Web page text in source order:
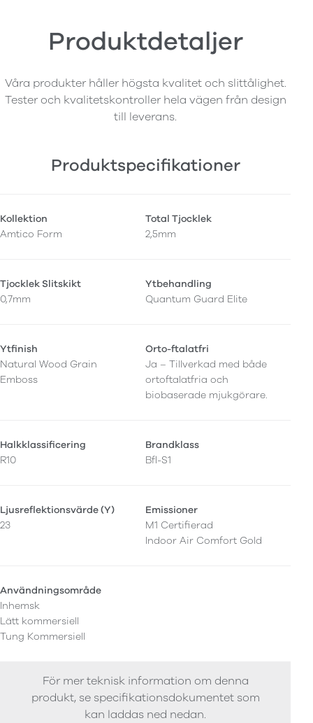
Produktdetaljer
Våra produkter håller högsta kvalitet och slittålighet.
Tester och kvalitetskontroller hela vägen från design
till leverans.
Produktspecifikationer
Kollektion
Amtico Form
Total Tjocklek
2,5mm
Tjocklek Slitskikt
0,7mm
Ytbehandling
Quantum Guard Elite
Ytfinish
Natural Wood Grain
Emboss
Orto-ftalatfri
Ja – Tillverkad med både
ortoftalatfria och
biobaserade mjukgörare.
Halkklassificering
R10
Brandklass
Bfl-S1
Ljusreflektionsvärde (Y)
23
Emissioner
M1 Certifierad
Indoor Air Comfort Gold
Användningsområde
Inhemsk
Lätt kommersiell
Tung Kommersiell
För mer teknisk information om denna
produkt, se specifikationsdokumentet som
kan laddas ned nedan.